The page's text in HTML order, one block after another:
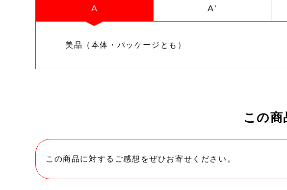
A A'
美品（本体・パッケージとも）
この
この商品に対するご感想をぜひお寄せください。